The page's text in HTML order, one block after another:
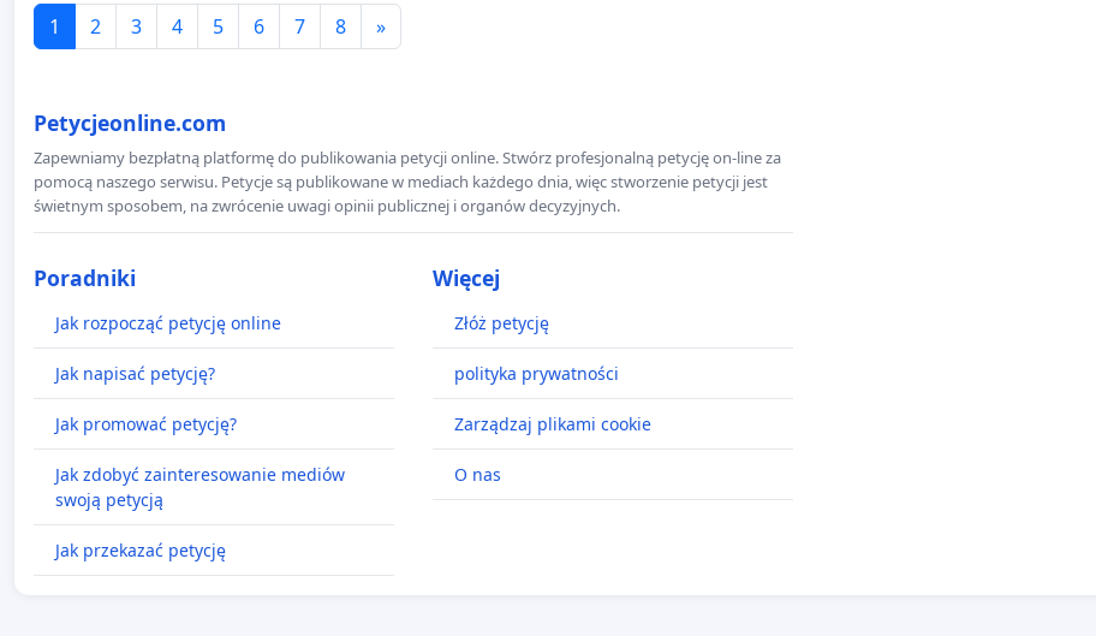
1 2 3 4 5 6 7 8 »
Petycjeonline.com
Zapewniamy bezpłatną platformę do publikowania petycji online. Stwórz profesjonalną petycję on-line za
pomocą naszego serwisu. Petycje są publikowane w mediach każdego dnia, więc stworzenie petycji jest
świetnym sposobem, na zwrócenie uwagi opinii publicznej i organów decyzyjnych.
Poradniki
Jak rozpocząć petycję online
Jak napisać petycję?
Jak promować petycję?
Jak zdobyć zainteresowanie mediów
swoją petycją
Jak przekazać petycję
Więcej
Złóż petycję
polityka prywatności
Zarządzaj plikami cookie
O nas